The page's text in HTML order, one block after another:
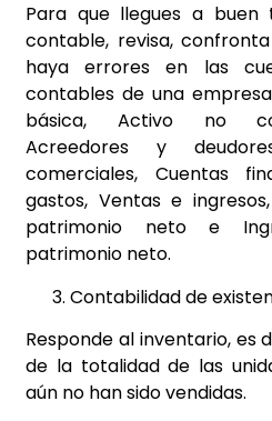
Para que llegues a
contable, revisa,
haya errores en las
contables de una
básica, Activo no
Acreedores y
comerciales, Cuentas
gastos, Ventas e
patrimonio neto e
patrimonio neto.
Contabilidad de
Responde al inventario, es
de la totalidad de las
aún no han sido vendidas.